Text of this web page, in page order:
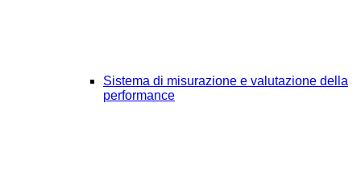
Sistema di misurazione e valutazione della
performance